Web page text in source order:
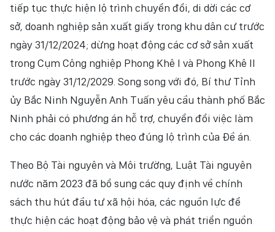
tiếp tục thực hiện lộ trình chuyển đổi, di dời các cơ
sở, doanh nghiệp sản xuất giấy trong khu dân cư trước
ngày 31/12/2024; dừng hoạt động các cơ sở sản xuất
trong Cụm Công nghiệp Phong Khê I và Phong Khê II
trước ngày 31/12/2029. Song song với đó, Bí thư Tỉnh
ủy Bắc Ninh Nguyễn Anh Tuấn yêu cầu thành phố Bắc
Ninh phải có phương án hỗ trợ, chuyển đổi việc làm
cho các doanh nghiệp theo đúng lộ trình của Đề án.
Theo Bộ Tài nguyên và Môi trường, Luật Tài nguyên
nước năm 2023 đã bổ sung các quy định về chính
sách thu hút đầu tư xã hội hóa, các nguồn lực để
thực hiện các hoạt động bảo vệ và phát triển nguồn